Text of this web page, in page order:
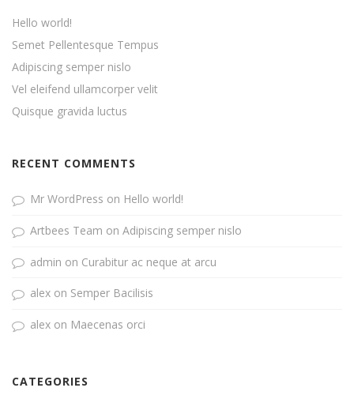
Hello world!
Semet Pellentesque Tempus
Adipiscing semper nislo
Vel eleifend ullamcorper velit
Quisque gravida luctus
RECENT COMMENTS
Mr WordPress on Hello world!
Artbees Team on Adipiscing semper nislo
admin on Curabitur ac neque at arcu
alex on Semper Bacilisis
alex on Maecenas orci
CATEGORIES